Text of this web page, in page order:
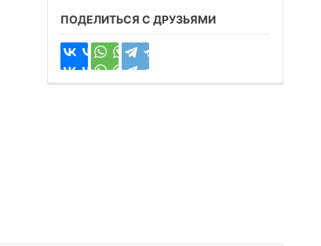
ПОДЕЛИТЬСЯ С ДРУЗЬЯМИ